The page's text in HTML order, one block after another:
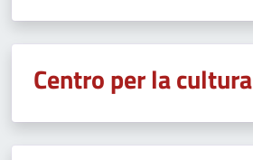
Centro per la cultura